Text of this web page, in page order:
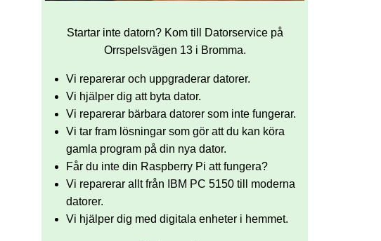
Startar inte datorn? Kom till Datorservice på
Orrspelsvägen 13 i Bromma.
Vi reparerar och uppgraderar datorer.
Vi hjälper dig att byta dator.
Vi reparerar bärbara datorer som inte fungerar.
Vi tar fram lösningar som gör att du kan köra
gamla program på din nya dator.
Får du inte din Raspberry Pi att fungera?
Vi reparerar allt från IBM PC 5150 till moderna
datorer.
Vi hjälper dig med digitala enheter i hemmet.